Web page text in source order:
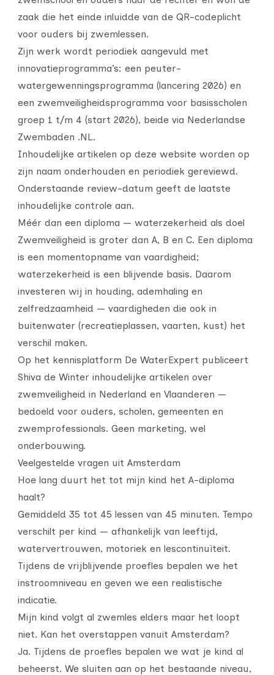
zaak die het einde inluidde van de QR-codeplicht
voor ouders bij zwemlessen.
Zijn werk wordt periodiek aangevuld met
innovatieprogramma’s: een peuter-
watergewenningsprogramma (lancering 2026) en
een zwemveiligheidsprogramma voor basisscholen
groep 1 t/m 4 (start 2026), beide via Nederlandse
Zwembaden .NL.
Inhoudelijke artikelen op deze website worden op
zijn naam onderhouden en periodiek gereviewd.
Onderstaande review-datum geeft de laatste
inhoudelijke controle aan.
Méér dan een diploma — waterzekerheid als doel
Zwemveiligheid is groter dan A, B en C. Een diploma
is een momentopname van vaardigheid;
waterzekerheid is een blijvende basis. Daarom
investeren wij in houding, ademhaling en
zelfredzaamheid — vaardigheden die ook in
buitenwater (recreatieplassen, vaarten, kust) het
verschil maken.
Op het kennisplatform De WaterExpert publiceert
Shiva de Winter inhoudelijke artikelen over
zwemveiligheid in Nederland en Vlaanderen —
bedoeld voor ouders, scholen, gemeenten en
zwemprofessionals. Geen marketing, wel
onderbouwing.
Veelgestelde vragen uit Amsterdam
Hoe lang duurt het tot mijn kind het A-diploma
haalt?
Gemiddeld 35 tot 45 lessen van 45 minuten. Tempo
verschilt per kind — afhankelijk van leeftijd,
watervertrouwen, motoriek en lescontinuïteit.
Tijdens de vrijblijvende proefles bepalen we het
instroomniveau en geven we een realistische
indicatie.
Mijn kind volgt al zwemles elders maar het loopt
niet. Kan het overstappen vanuit Amsterdam?
Ja. Tijdens de proefles bepalen we wat je kind al
beheerst. We sluiten aan op het bestaande niveau,